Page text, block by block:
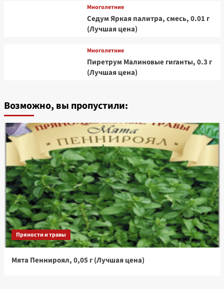
Многолетние
Седум Яркая палитра, смесь, 0.01 г
(Лучшая цена)
Многолетние
Пиретрум Малиновые гиганты, 0.3 г
(Лучшая цена)
Возможно, вы пропустили:
Пряности и травы
Мята Пеннироял, 0,05 г (Лучшая цена)